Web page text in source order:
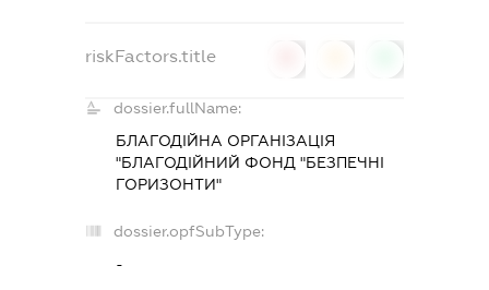
riskFactors.title
dossier.fullName:
БЛАГОДІЙНА ОРГАНІЗАЦІЯ
"БЛАГОДІЙНИЙ ФОНД "БЕЗПЕЧНІ
ГОРИЗОНТИ"
dossier.opfSubType:
-